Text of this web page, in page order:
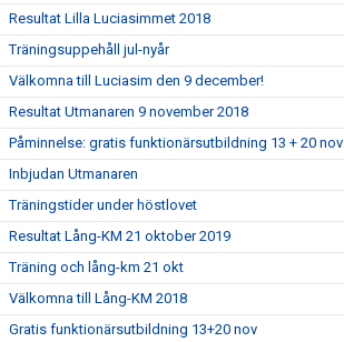
Resultat Lilla Luciasimmet 2018
Träningsuppehåll jul-nyår
Välkomna till Luciasim den 9 december!
Resultat Utmanaren 9 november 2018
Påminnelse: gratis funktionärsutbildning 13 + 20 nov
Inbjudan Utmanaren
Träningstider under höstlovet
Resultat Lång-KM 21 oktober 2019
Träning och lång-km 21 okt
Välkomna till Lång-KM 2018
Gratis funktionärsutbildning 13+20 nov